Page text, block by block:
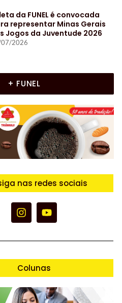
da FUNEL é convocada
representar Minas Gerais
Jogos da Juventude 2026
2026
+ FUNEL
nas redes sociais
Colunas